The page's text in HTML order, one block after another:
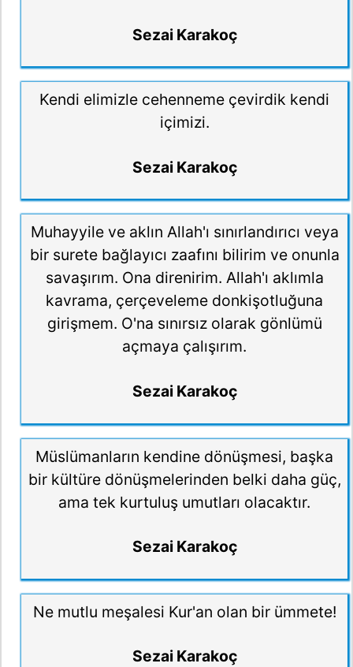
Sezai Karakoç
Kendi elimizle cehenneme çevirdik kendi
içimizi.
Sezai Karakoç
Muhayyile ve aklın Allah'ı sınırlandırıcı veya
bir surete bağlayıcı zaafını bilirim ve onunla
savaşırım. Ona direnirim. Allah'ı aklımla
kavrama, çerçeveleme donkişotluğuna
girişmem. O'na sınırsız olarak gönlümü
açmaya çalışırım.
Sezai Karakoç
Müslümanların kendine dönüşmesi, başka
bir kültüre dönüşmelerinden belki daha güç,
ama tek kurtuluş umutları olacaktır.
Sezai Karakoç
Ne mutlu meşalesi Kur'an olan bir ümmete!
Sezai Karakoç